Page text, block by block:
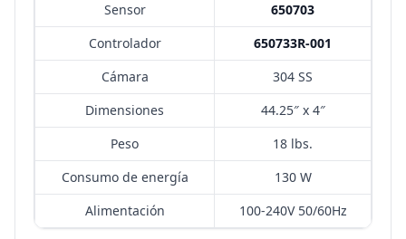
Sensor
650703
Controlador
650733R-001
Cámara
304 SS
Dimensiones
44.25″ x 4″
Peso
18 lbs.
Consumo de energía
130 W
Alimentación
100-240V 50/60Hz